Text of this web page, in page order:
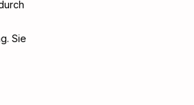
Sie